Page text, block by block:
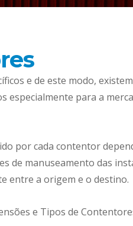
e de este modo,
especialmente para a
por cada contentor
de manuseamento das
entre a origem e o destino.
e Tipos de